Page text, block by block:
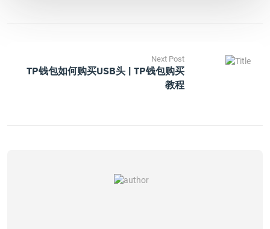
Next Post
TP钱包如何购买USB头 | TP钱包购买
教程